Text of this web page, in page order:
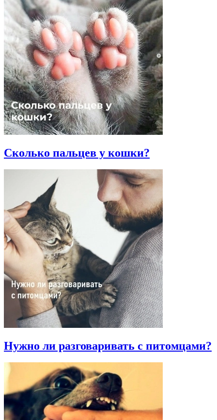
Сколько пальцев у кошки?
Нужно ли разговаривать с питомцами?